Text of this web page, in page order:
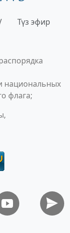
Түз эфир
национальных
флага;